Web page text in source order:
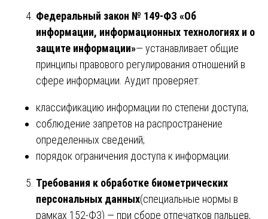
Федеральный закон № 149-ФЗ «Об
информации, информационных технологиях и о
защите информации»— устанавливает общие
принципы правового регулирования отношений в
сфере информации. Аудит проверяет:
классификацию информации по степени доступа;
соблюдение запретов на распространение
определенных сведений;
порядок ограничения доступа к информации.
Требования к обработке биометрических
персональных данных(специальные нормы в
рамках 152-ФЗ) — при сборе отпечатков пальцев,